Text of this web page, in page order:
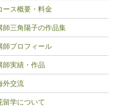
ース概要・料金
師三角陽子の作品集
師プロフィール
師実績・作品
外交流
留学について